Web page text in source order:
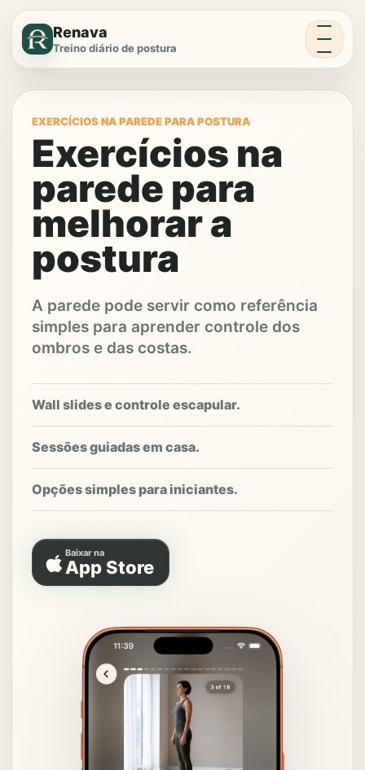
Renava
Treino diário de postura
Menu
EXERCÍCIOS NA PAREDE PARA POSTURA
Exercícios na
parede para
melhorar a
postura
A parede pode servir como referência
simples para aprender controle dos
ombros e das costas.
Wall slides e controle escapular.
Sessões guiadas em casa.
Opções simples para iniciantes.
Baixar na
App Store